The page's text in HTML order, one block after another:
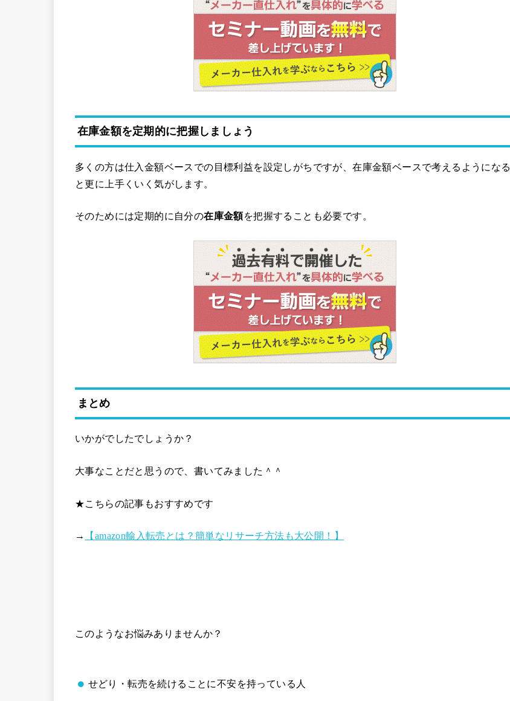
在庫金額を定期的に把握しましょう
多くの方は仕入金額ベースでの目標利益を設定しがちですが、在庫金額ベースで考えるようになる
と更に上手くいく気がします。
そのためには定期的に自分の在庫金額を把握することも必要です。
まとめ
いかがでしたでしょうか？
大事なことだと思うので、書いてみました＾＾
★こちらの記事もおすすめです
→ 【amazon輸入転売とは？簡単なリサーチ方法も大公開！】
このようなお悩みありませんか？
せどり・転売を続けることに不安を持っている人